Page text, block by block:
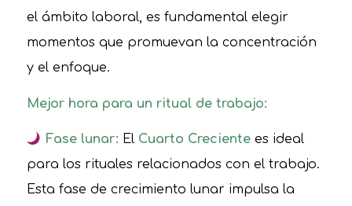
el ámbito laboral, es fundamental elegir
momentos que promuevan la concentración
y el enfoque.
Mejor hora para un ritual de trabajo:
Fase lunar: El Cuarto Crecientees ideal
para los rituales relacionados con el trabajo.
Esta fase de crecimiento lunar impulsa la